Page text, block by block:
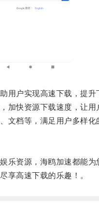
户实现高速下载，提升
快资源下载速度，让用
档等，满足用户多样化
资源，海鸥加速都能为
高速下载的乐趣！。